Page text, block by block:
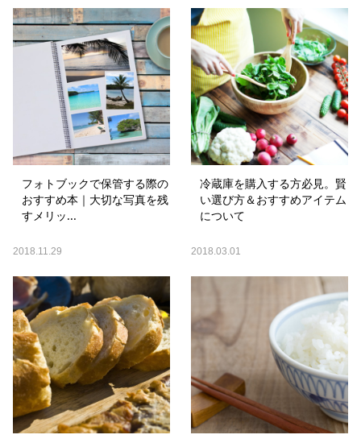
フォトブックで保管する際の
おすすめ本｜大切な写真を残
すメリッ...
2018.11.29
冷蔵庫を購入する方必見。賢
い選び方＆おすすめアイテム
について
2018.03.01